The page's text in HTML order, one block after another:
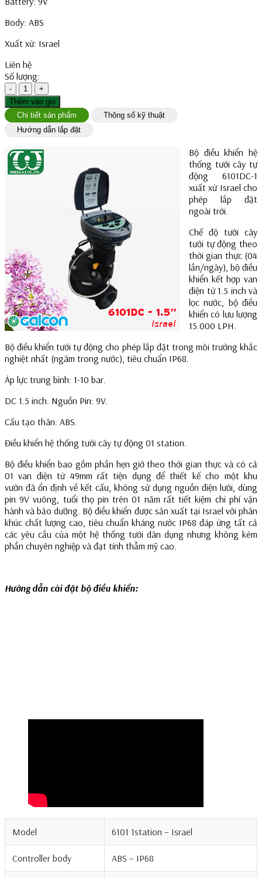
Body: ABS
Xuất xứ: Israel
Liên hệ
Số lượng:
- 1
+
Thêm vào giỏ
Chi tiết sản phẩm
Thông số kỹ thuật
Hướng dẫn lắp đặt
Bộ điều khiển hệ
thống tưới cây tự
động 6101DC-1
xuất xứ Israel cho
phép lắp đặt
ngoài trời.
Chế độ tưới cây
tưới tự động theo
thời gian thực (04
lần/ngày), bộ điều
khiển kết hợp van
điện từ 1.5 inch và
lọc nước, bộ điều
khiển có lưu lượng
15.000 LPH.
Bộ điều khiển tưới tự động cho phép lắp đặt trong môi trường khắc
nghiệt nhất (ngâm trong nước), tiêu chuẩn IP68.
Áp lực trung bình: 1-10 bar.
DC 1.5 inch. Nguồn Pin: 9V.
Cấu tạo thân: ABS.
Điều khiển hệ thống tưới cây tự động 01 station.
Bộ điều khiển bao gồm phần hẹn giờ theo thời gian thực và có cả
01 van điện từ 49mm rất tiện dụng để thiết kế cho một khu
vườn đã ổn định về kết cấu, không sử dụng nguồn điện lưới, dùng
pin 9V vuông, tuổi thọ pin trên 01 năm rất tiết kiệm chi phí vận
hành và bảo dưỡng. Bộ điều khiển được sản xuất tại Israel với phân
khúc chất lượng cao, tiêu chuẩn kháng nước IP68 đáp ứng tất cả
các yêu cầu của một hệ thống tưới dân dụng nhưng không kém
phần chuyên nghiệp và đạt tính thẫm mỹ cao.
Hướng dẫn cài đặt bộ điều khiển:
Model 6101 1station – Israel
Controller body ABS – IP68